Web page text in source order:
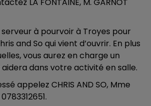
à pourvoir à Troyes pour
and So qui vient d’ouvrir. En plus
vous aurez en charge un
dans votre activité en salle.
appelez CHRIS AND SO, Mme